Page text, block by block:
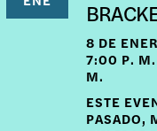
8 DE
7:00 P.
M.
ESTE
PASADO,